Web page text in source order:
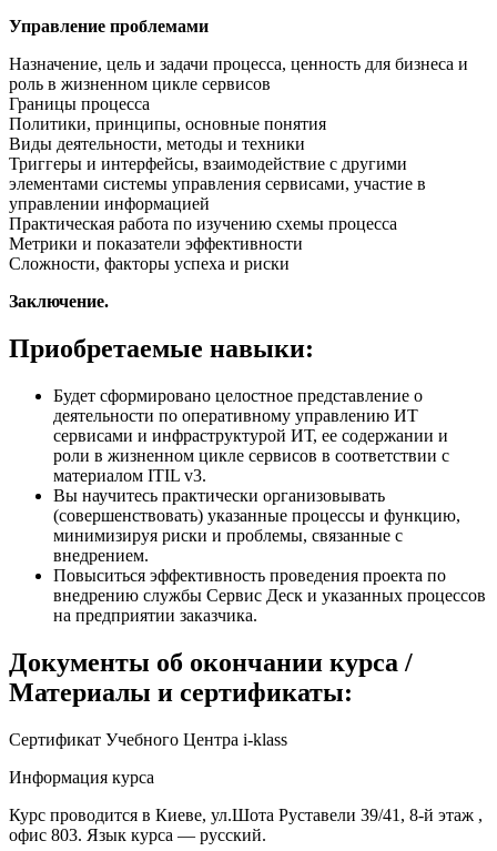
Управление проблемами
Назначение, цель и задачи процесса, ценность для бизнеса и
роль в жизненном цикле сервисов
Границы процесса
Политики, принципы, основные понятия
Виды деятельности, методы и техники
Триггеры и интерфейсы, взаимодействие с другими
элементами системы управления сервисами, участие в
управлении информацией
Практическая работа по изучению схемы процесса
Метрики и показатели эффективности
Сложности, факторы успеха и риски
Заключение.
Приобретаемые навыки:
Будет сформировано целостное представление о
деятельности по оперативному управлению ИТ
сервисами и инфраструктурой ИТ, ее содержании и
роли в жизненном цикле сервисов в соответствии с
материалом ITIL v3.
Вы научитесь практически организовывать
(совершенствовать) указанные процессы и функцию,
минимизируя риски и проблемы, связанные с
внедрением.
Повыситься эффективность проведения проекта по
внедрению службы Сервис Деск и указанных процессов
на предприятии заказчика.
Документы об окончании курса /
Материалы и сертификаты:
Сертификат Учебного Центра i-klass
Информация курса
Курс проводится в Киеве, ул.Шота Руставели 39/41, 8-й этаж ,
офис 803. Язык курса — русский.